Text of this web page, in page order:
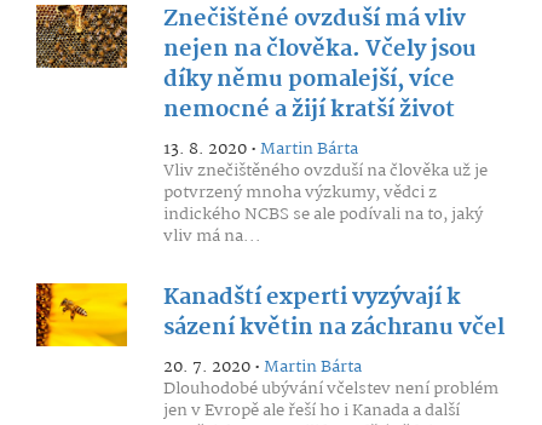
Znečištěné ovzduší má vliv
nejen na člověka. Včely jsou
díky němu pomalejší, více
nemocné a žijí kratší život
13. 8. 2020 •Martin Bárta
Vliv znečištěného ovzduší na člověka už je
potvrzený mnoha výzkumy, vědci z
indického NCBS se ale podívali na to, jaký
vliv má na...
Kanadští experti vyzývají k
sázení květin na záchranu včel
20. 7. 2020 •Martin Bárta
Dlouhodobé ubývání včelstev není problém
jen v Evropě ale řeší ho i Kanada a další